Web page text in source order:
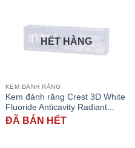
HẾT HÀNG
KEM ĐÁNH RĂNG
Kem đánh răng Crest 3D White
Fluoride Anticavity Radiant...
ĐÃ BÁN HẾT